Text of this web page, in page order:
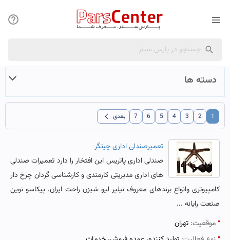
دسته ها
1
2
3
4
5
6
7 بعدی chevron_left
تعمیرصندلی اداری چیتگر
صندلی اداری پاتریس این افتخار را دارد تعمیرات صندلی
های اداری مدیریتی کارمندی و کارشناسی گردان چرخ دار
کامپیوتری وانواع برندهای معروف نیلپر لیو شیزن راحت ایران. پیکاسو نوین
صنعت رایانه ...
موقعیت: تهران